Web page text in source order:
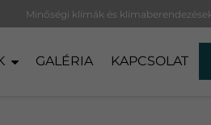
Minőségi klímák és
GALÉRIA KAPCSOLAT